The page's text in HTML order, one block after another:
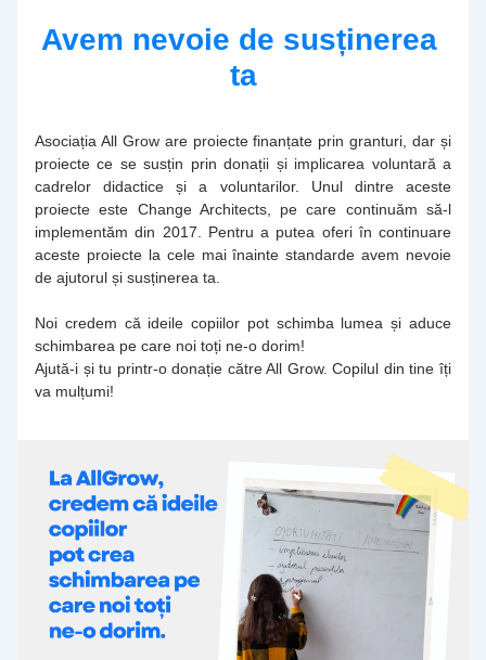
Avem nevoie de susținerea
ta
Asociația All Grow are proiecte finanțate prin granturi, dar și
proiecte ce se susțin prin donații și implicarea voluntară a
cadrelor didactice și a voluntarilor. Unul dintre aceste
proiecte este Change Architects, pe care continuăm să-l
implementăm din 2017. Pentru a putea oferi în continuare
aceste proiecte la cele mai înainte standarde avem nevoie
de ajutorul și susținerea ta.
Noi credem că ideile copiilor pot schimba lumea și aduce
schimbarea pe care noi toți ne-o dorim!
Ajută-i și tu printr-o donație către All Grow. Copilul din tine îți
va mulțumi!